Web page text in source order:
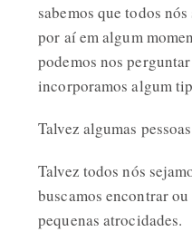
sabemos que todos
por aí em algum
podemos nos
incorporamos algum
Talvez algumas
Talvez todos nós
buscamos encontrar
pequenas atrocidades.